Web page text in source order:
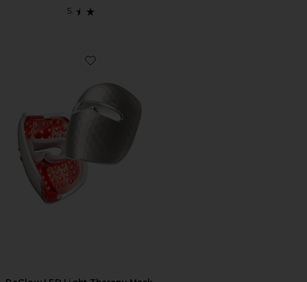
Favorite ReGlow LED Light Therapy Mask